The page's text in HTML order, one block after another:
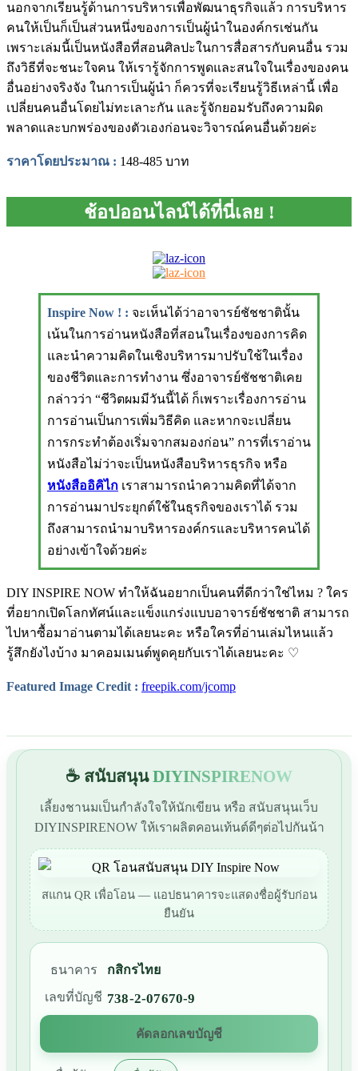
นอกจากเรียนรู้ด้านการบริหารเพื่อพัฒนาธุรกิจแล้ว การบริหาร
คนให้เป็นก็เป็นส่วนหนึ่งของการเป็นผู้นำในองค์กรเช่นกัน
เพราะเล่มนี้เป็นหนังสือที่สอนศิลปะในการสื่อสารกับคนอื่น รวม
ถึงวิธีที่จะชนะใจคน ให้เรารู้จักการพูดและสนใจในเรื่องของคน
อื่นอย่างจริงจัง ในการเป็นผู้นำ ก็ควรที่จะเรียนรู้วิธีเหล่านี้ เพื่อ
เปลี่ยนคนอื่นโดยไม่ทะเลาะกัน และรู้จักยอมรับถึงความผิด
พลาดและบกพร่องของตัวเองก่อนจะวิจารณ์คนอื่นด้วยค่ะ
ราคาโดยประมาณ : 148-485 บาท
ช้อปออนไลน์ได้ที่นี่เลย !
Inspire Now ! : จะเห็นได้ว่าอาจารย์ชัชชาตินั้น
เน้นในการอ่านหนังสือที่สอนในเรื่องของการคิด
และนำความคิดในเชิงบริหารมาปรับใช้ในเรื่อง
ของชีวิตและการทำงาน ซึ่งอาจารย์ชัชชาติเคย
กล่าวว่า “ชีวิตผมมีวันนี้ได้ ก็เพราะเรื่องการอ่าน
การอ่านเป็นการเพิ่มวิธีคิด และหากจะเปลี่ยน
การกระทำต้องเริ่มจากสมองก่อน” การที่เราอ่าน
หนังสือไม่ว่าจะเป็นหนังสือบริหารธุรกิจ หรือ
หนังสืออิคิไก เราสามารถนำความคิดที่ได้จาก
การอ่านมาประยุกต์ใช้ในธุรกิจของเราได้ รวม
ถึงสามารถนำมาบริหารองค์กรและบริหารคนได้
อย่างเข้าใจด้วยค่ะ
DIY INSPIRE NOW ทำให้ฉันอยากเป็นคนที่ดีกว่าใช่ไหม ? ใคร
ที่อยากเปิดโลกทัศน์และแข็งแกร่งแบบอาจารย์ชัชชาติ สามารถ
ไปหาซื้อมาอ่านตามได้เลยนะคะ หรือใครที่อ่านเล่มไหนแล้ว
รู้สึกยังไงบ้าง มาคอมเมนต์พูดคุยกับเราได้เลยนะคะ ♡
Featured Image Credit : freepik.com/jcomp
☕ สนับสนุนDIYINSPIRENOW
เลี้ยงชานมเป็นกำลังใจให้นักเขียน หรือ สนับสนุนเว็บ
DIYINSPIRENOW ให้เราผลิตคอนเท้นต์ดีๆต่อไปกันน้า
สแกน QR เพื่อโอน — แอปธนาคารจะแสดงชื่อผู้รับก่อน
ยืนยัน
ธนาคาร
กสิกรไทย
เลขที่บัญชี 738-2-07670-9
คัดลอกเลขบัญชี